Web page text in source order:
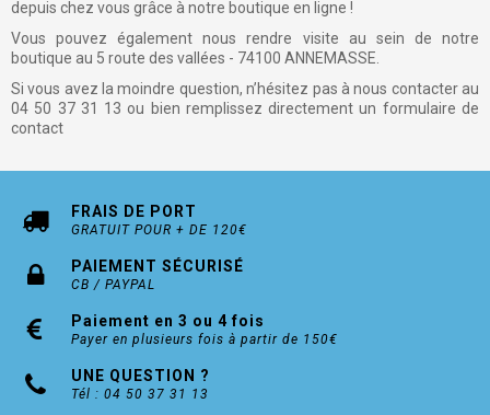
depuis chez vous grâce à notre boutique en ligne !
Vous pouvez également nous rendre visite au sein de notre
boutique au 5 route des vallées - 74100 ANNEMASSE.
Si vous avez la moindre question, n’hésitez pas à nous contacter au
04 50 37 31 13 ou bien remplissez directement un formulaire de
contact
FRAIS DE PORT
GRATUIT POUR + DE 120€
PAIEMENT SÉCURISÉ
CB / PAYPAL
Paiement en 3 ou 4 fois
Payer en plusieurs fois à partir de 150€
UNE QUESTION ?
Tél : 04 50 37 31 13